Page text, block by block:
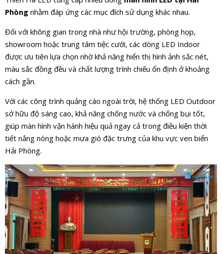
Phòng nhằm đáp ứng các mục đích sử dụng khác nhau.
Đối với không gian trong nhà như hội trường, phòng họp,
showroom hoặc trung tâm tiệc cưới, các dòng LED Indoor
được ưu tiên lựa chọn nhờ khả năng hiển thị hình ảnh sắc nét,
màu sắc đồng đều và chất lượng trình chiếu ổn định ở khoảng
cách gần.
Với các công trình quảng cáo ngoài trời, hệ thống LED Outdoor
sở hữu độ sáng cao, khả năng chống nước và chống bụi tốt,
giúp màn hình vận hành hiệu quả ngay cả trong điều kiện thời
tiết nắng nóng hoặc mưa gió đặc trưng của khu vực ven biển
Hải Phòng.